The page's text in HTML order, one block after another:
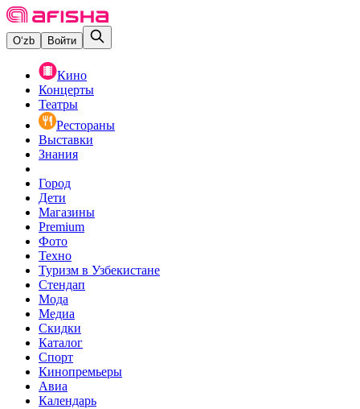
O‘zb Войти
Кино
Концерты
Театры
Рестораны
Выставки
Знания
Город
Дети
Магазины
Premium
Фото
Техно
Туризм в Узбекистане
Стендап
Мода
Медиа
Скидки
Каталог
Спорт
Кинопремьеры
Авиа
Календарь